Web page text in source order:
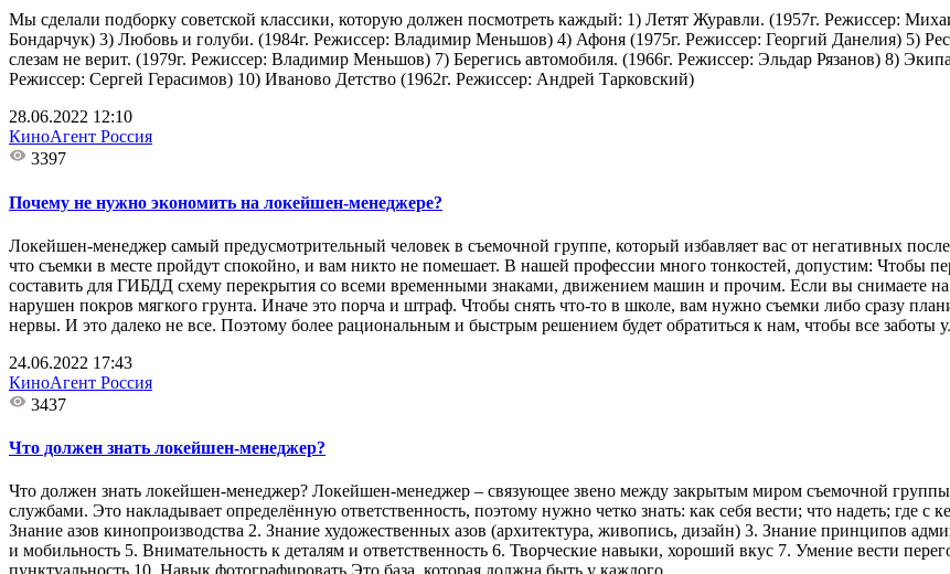
Мы сделали подборку советской классики, которую должен посмотреть каждый: 1) Летят Журавли. (1957г. Режиссер:
Бондарчук) 3) Любовь и голуби. (1984г. Режиссер: Владимир Меньшов) 4) Афоня (1975г. Режиссер: Георгий Данелия) 5)
слезам не верит. (1979г. Режиссер: Владимир Меньшов) 7) Берегись автомобиля. (1966г. Режиссер: Эльдар Рязанов) 8)
Режиссер: Сергей Герасимов) 10) Иваново Детство (1962г. Режиссер: Андрей Тарковский)
28.06.2022 12:10
КиноАгент Россия
3397
Почему не нужно экономить на локейшен-менеджере?
Локейшен-менеджер самый предусмотрительный человек в съемочной группе, который избавляет вас от негативных
что съемки в месте пройдут спокойно, и вам никто не помешает. В нашей профессии много тонкостей, допустим: Чтобы
составить для ГИБДД схему перекрытия со всеми временными знаками, движением машин и прочим. Если вы снимаете
нарушен покров мягкого грунта. Иначе это порча и штраф. Чтобы снять что-то в школе, вам нужно съемки либо сразу
нервы. И это далеко не все. Поэтому более рациональным и быстрым решением будет обратиться к нам, чтобы все заботы
24.06.2022 17:43
КиноАгент Россия
3437
Что должен знать локейшен-менеджер?
Что должен знать локейшен-менеджер? Локейшен-менеджер – связующее звено между закрытым миром съемочной
службами. Это накладывает определённую ответственность, поэтому нужно четко знать: как себя вести; что надеть; где
Знание азов кинопроизводства 2. Знание художественных азов (архитектура, живопись, дизайн) 3. Знание принципов
и мобильность 5. Внимательность к деталям и ответственность 6. Творческие навыки, хороший вкус 7. Умение вести